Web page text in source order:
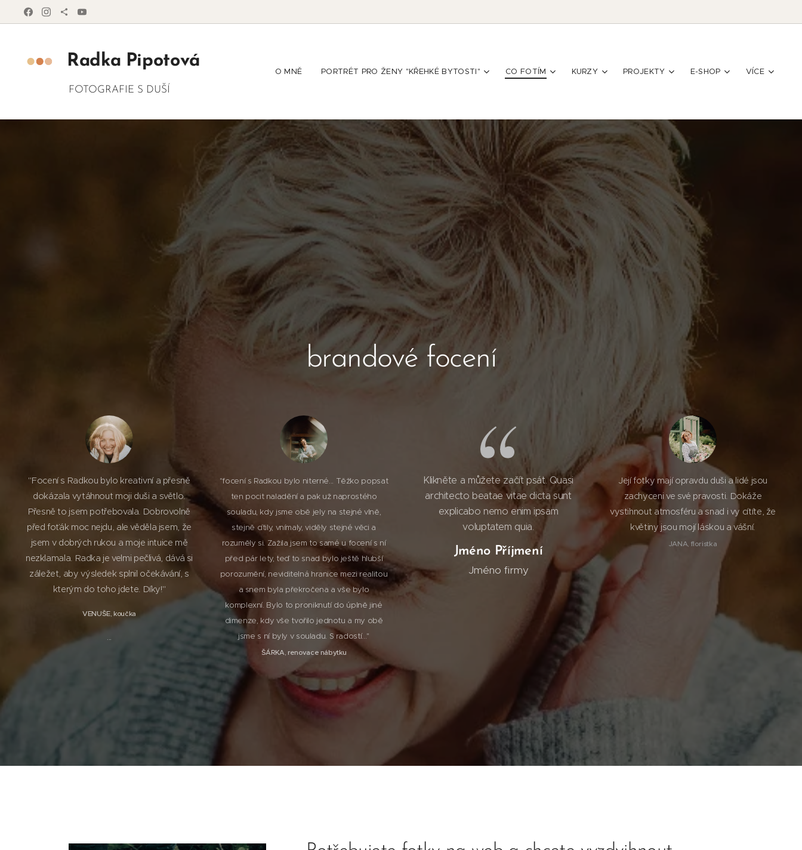
Radka Pipotová
FOTOGRAFIE S DUŠÍ
O MNĚ PORTRÉT PRO ŽENY "KŘEHKÉ BYTOSTI" CO FOTÍM KURZY PROJEKTY E-SHOP VÍCE
brandové focení
"Focení s Radkou bylo kreativní a přesně
dokázala vytáhnout moji duši a světlo.
Přesně to jsem potřebovala. Dobrovolně
před foťák moc nejdu, ale věděla jsem, že
jsem v dobrých rukou a moje intuice mě
nezklamala. Radka je velmi pečlivá, dává si
záležet, aby výsledek splnil očekávání, s
kterým do toho jdete. Díky!"
VENUŠE, koučka
...
"focení s Radkou bylo niterné... Těžko popsat
ten pocit naladění a pak už naprostého
souladu, kdy jsme obě jely na stejné vlně,
stejně cítily, vnímaly, viděly stejné věci a
rozuměly si. Zažila jsem to samé u focení s ní
před pár lety, teď to snad bylo ještě hlubší
porozumění, neviditelná hranice mezi realitou
a snem byla překročena a vše bylo
komplexní. Bylo to proniknutí do úplně jiné
dimenze, kdy vše tvořilo jednotu a my obě
jsme s ní byly v souladu. S radostí..."
ŠÁRKA, renovace nábytku
Klikněte a můžete začít psát. Quasi
architecto beatae vitae dicta sunt
explicabo nemo enim ipsam
voluptatem quia.
Jméno Příjmení
Jméno firmy
Její fotky mají opravdu duši a lidé jsou
zachyceni ve své pravosti. Dokáže
vystihnout atmosféru a snad i vy cítíte, že
květiny jsou mojí láskou a vášní.
JANA, floristka